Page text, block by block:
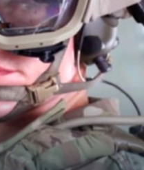
REALITA
OPTICKÉ
KLAMY